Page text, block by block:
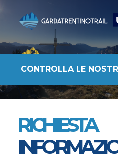
CONTROLLA LE
RICHIESTA